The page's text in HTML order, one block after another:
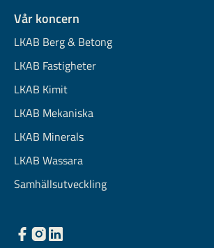
Vår koncern
LKAB Berg & Betong
LKAB Fastigheter
LKAB Kimit
LKAB Mekaniska
LKAB Minerals
LKAB Wassara
Samhällsutveckling